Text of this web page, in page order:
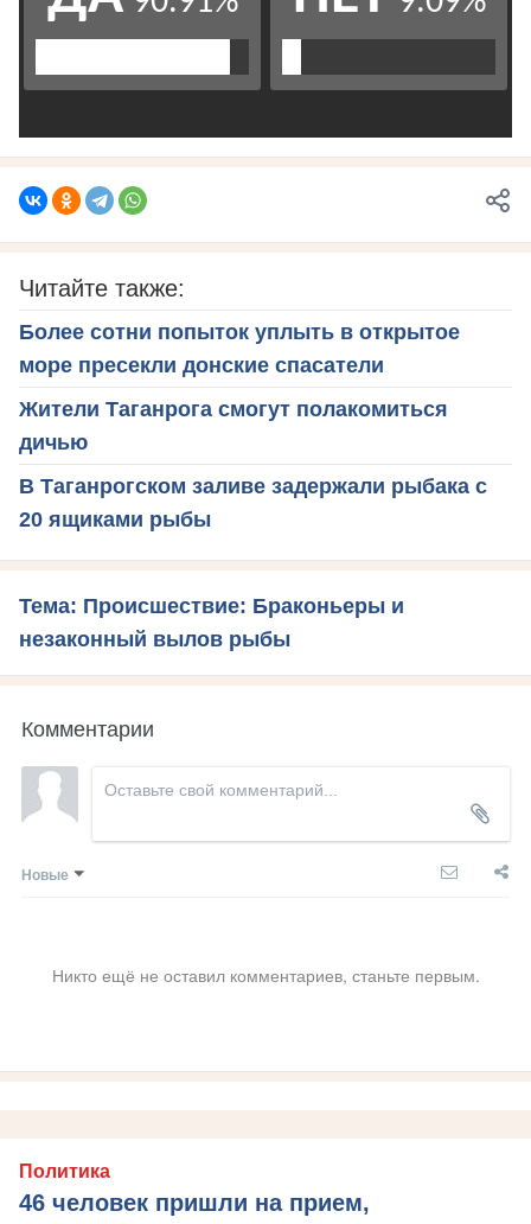
Читайте также:
Более сотни попыток уплыть в открытое
море пресекли донские спасатели
Жители Таганрога смогут полакомиться
дичью
В Таганрогском заливе задержали рыбака с
20 ящиками рыбы
Тема: Происшествие: Браконьеры и
незаконный вылов рыбы
Комментарии
Новые
Никто ещё не оставил комментариев, станьте первым.
Политика
46 человек пришли на прием,